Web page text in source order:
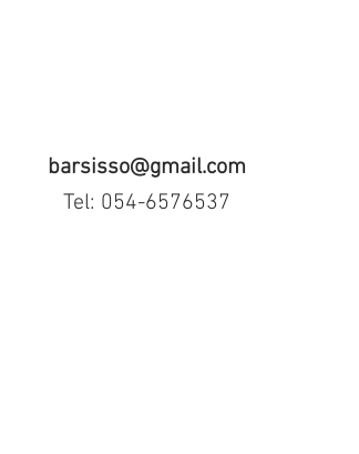
barsisso@gmail.com
Tel: 054-6576537